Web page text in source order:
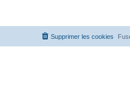
Supprimer les cookies